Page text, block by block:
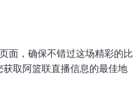
面，确保不错过这场精彩的比
取阿篮联直播信息的最佳地